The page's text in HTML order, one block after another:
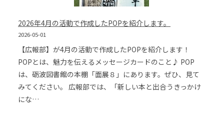
2026年4月の活動で作成したPOPを紹介します。
2026-05-01
【広報部】が4月の活動で作成したPOPを紹介します！
POPとは、魅力を伝えるメッセージカードのこと♪ POP
は、砺波図書館の本棚「面展８」にあります。ぜひ、見て
みてください。 広報部では、「新しい本と出合うきっかけ
にな…